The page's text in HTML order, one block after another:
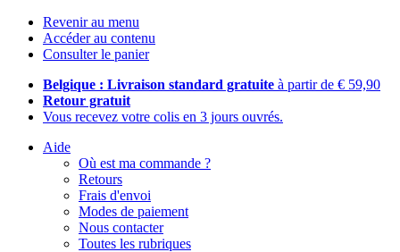
Revenir au menu
Accéder au contenu
Consulter le panier
Belgique : Livraison standard gratuite à partir de € 59,90
Retour gratuit
Vous recevez votre colis en 3 jours ouvrés.
Aide
Où est ma commande ?
Retours
Frais d'envoi
Modes de paiement
Nous contacter
Toutes les rubriques